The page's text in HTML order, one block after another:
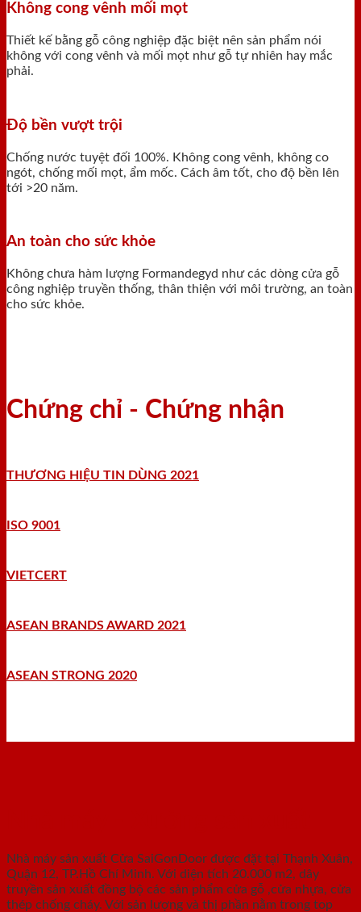
Không cong vênh mối mọt
Thiết kế bằng gỗ công nghiệp đặc biệt nên sản phẩm nói
không với cong vênh và mối mọt như gỗ tự nhiên hay mắc
phải.
Độ bền vượt trội
Chống nước tuyệt đối 100%. Không cong vênh, không co
ngót, chống mối mọt, ẩm mốc. Cách âm tốt, cho độ bền lên
tới >20 năm.
An toàn cho sức khỏe
Không chưa hàm lượng Formandegyd như các dòng cửa gỗ
công nghiệp truyền thống, thân thiện với môi trường, an toàn
cho sức khỏe.
Chứng chỉ - Chứng nhận
THƯƠNG HIỆU TIN DÙNG 2021
ISO 9001
VIETCERT
ASEAN BRANDS AWARD 2021
ASEAN STRONG 2020
Nhà máy sản xuất Cửa SaiGonDoor được đặt tại Thạnh Xuân,
Quận 12, TP.Hồ Chí Minh. Với diện tích 20.000 m2, dây
truyền sản xuất đồng bộ các sản phẩm cửa gỗ ,cửa nhựa, cửa
thép chống cháy. Với sản lượng và thị phần nằm trong top